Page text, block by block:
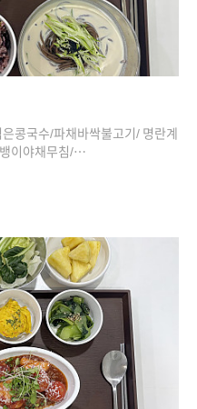
콩국수/파채바싹불고기/ 명란계
이야채무침/…